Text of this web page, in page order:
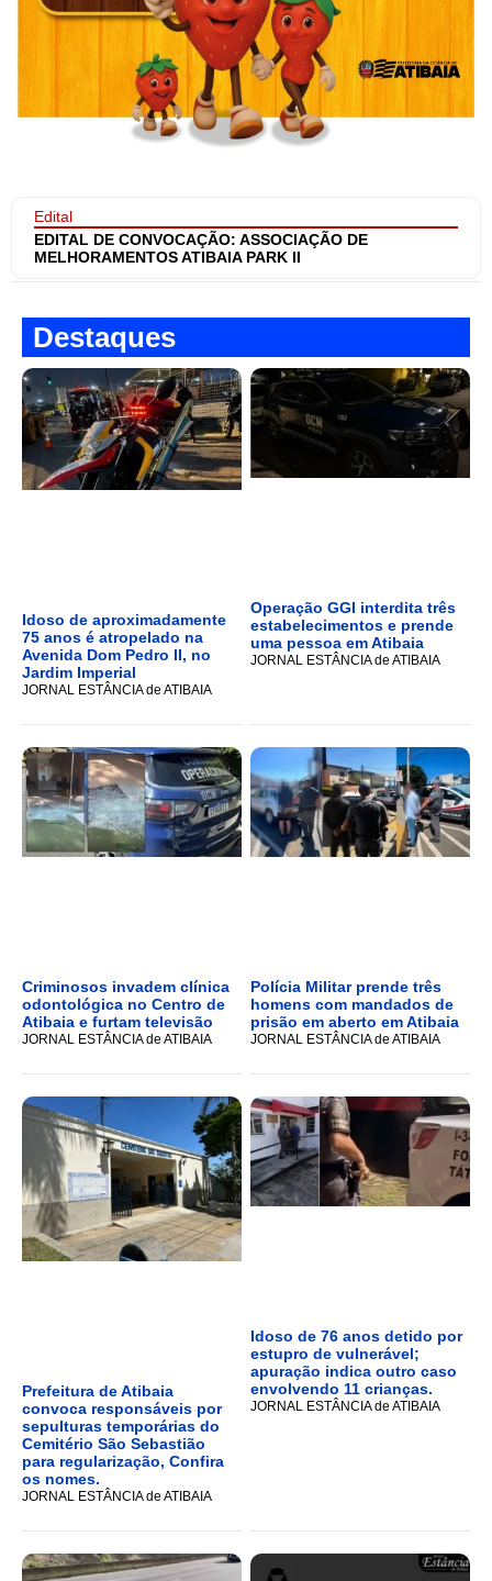
Edital
EDITAL DE CONVOCAÇÃO: ASSOCIAÇÃO DE
MELHORAMENTOS ATIBAIA PARK II
Destaques
Idoso de aproximadamente
75 anos é atropelado na
Avenida Dom Pedro II, no
Jardim Imperial
JORNAL ESTÂNCIA de ATIBAIA
Operação GGI interdita três
estabelecimentos e prende
uma pessoa em Atibaia
JORNAL ESTÂNCIA de ATIBAIA
Criminosos invadem clínica
odontológica no Centro de
Atibaia e furtam televisão
JORNAL ESTÂNCIA de ATIBAIA
Polícia Militar prende três
homens com mandados de
prisão em aberto em Atibaia
JORNAL ESTÂNCIA de ATIBAIA
Prefeitura de Atibaia
convoca responsáveis por
sepulturas temporárias do
Cemitério São Sebastião
para regularização, Confira
os nomes.
JORNAL ESTÂNCIA de ATIBAIA
Idoso de 76 anos detido por
estupro de vulnerável;
apuração indica outro caso
envolvendo 11 crianças.
JORNAL ESTÂNCIA de ATIBAIA